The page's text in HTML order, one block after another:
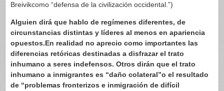
Breivikcomo “defensa de la civilización occidental.”)
Alguien dirá que hablo de regímenes diferentes, de
circunstancias distintas y líderes al menos en apariencia
opuestos.En realidad no aprecio como importantes las
diferencias retóricas destinadas a disfrazar el trato
inhumano a seres indefensos. Otros dirán que el trato
inhumano a inmigrantes es “daño colateral”o el resultado
de “problemas fronterizos e inmigración de difícil